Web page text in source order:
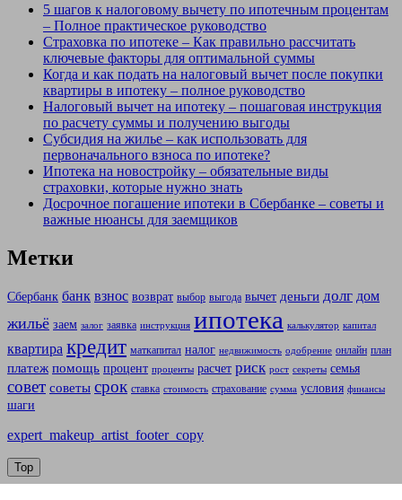
5 шагов к налоговому вычету по ипотечным процентам
– Полное практическое руководство
Страховка по ипотеке – Как правильно рассчитать
ключевые факторы для оптимальной суммы
Когда и как подать на налоговый вычет после покупки
квартиры в ипотеку – полное руководство
Налоговый вычет на ипотеку – пошаговая инструкция
по расчету суммы и получению выгоды
Субсидия на жилье – как использовать для
первоначального взноса по ипотеке?
Ипотека на новостройку – обязательные виды
страховки, которые нужно знать
Досрочное погашение ипотеки в Сбербанке – советы и
важные нюансы для заемщиков
Метки
Сбербанк банк взнос возврат выбор выгода вычет деньги долг дом
жильё заем залог заявка инструкция ипотека калькулятор капитал
квартира кредит маткапитал налог недвижимость одобрение онлайн план
платеж помощь процент проценты расчет риск рост секреты семья
совет советы срок ставка стоимость страхование сумма условия финансы
шаги
expert_makeup_artist_footer_copy
Top